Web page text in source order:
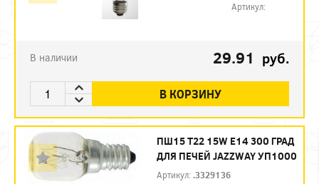
Артикул:
В наличии 29.91 руб.
В КОРЗИНУ
ПШ15 T22 15W E14 300 ГРАД
ДЛЯ ПЕЧЕЙ JAZZWAY УП1000
Артикул: .3329136